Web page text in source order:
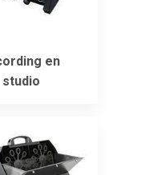
en
studio